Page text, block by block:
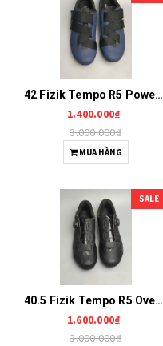
42 Fizik Tempo R5 Powerstrap G0178
1.400.000₫
3.000.000₫
MUA HÀNG
SALE
40.5 Fizik Tempo R5 Overcurve G0166
1.600.000₫
3.000.000₫